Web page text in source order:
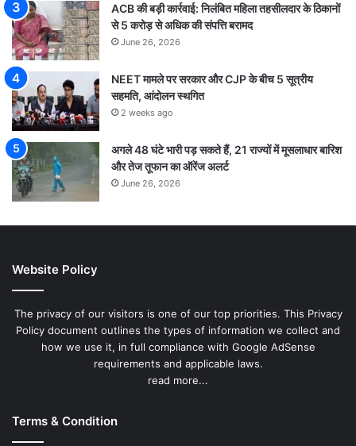
ACB की बड़ी कार्रवाई: निलंबित महिला तहसीलदार के ठिकानों
से 5 करोड़ से अधिक की संपत्ति बरामद
June 26, 2026
NEET मामले पर सरकार और CJP के बीच 5 सूत्रीय
सहमति, आंदोलन स्थगित
2 weeks ago
अगले 48 घंटे भारी पड़ सकते हैं, 21 राज्यों में मूसलाधार बारिश
और तेज तूफान का ऑरेंज अलर्ट
June 26, 2026
Website Policy
The privacy of our visitors is one of our top priorities. This Privacy
Policy document outlines the types of information we collect and
how we use it, in full compliance with Google AdSense
requirements and applicable laws.
read more...
Terms & Condition